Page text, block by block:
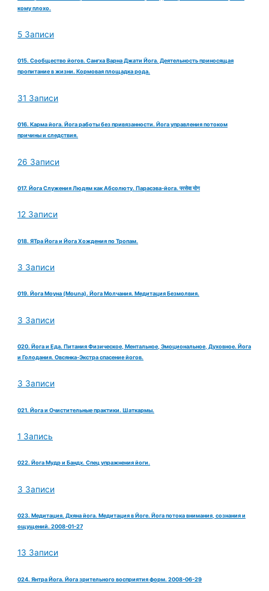
кому плохо.
5 Записи
015. Сообщество йогов. Сангха Варна Джати Йога. Деятельность приносящая
пропитание в жизни. Кормовая площадка рода.
31 Записи
016. Карма йога. Йога работы без привязанности. Йога управления потоком
причины и следствия.
26 Записи
017. Йога Служения Людям как Абсолюту. Парасэва-йога. परसेवा योग
12 Записи
018. ЯТра Йога и Йога Хождения по Тропам.
3 Записи
019. Йога Моуна (Mouna). Йога Молчания. Медитация Безмолвия.
3 Записи
020. Йога и Еда. Питания Физическое, Ментальное, Эмоциональное, Духовное. Йога
и Голодания. Овсянка-Экстра спасение йогов.
3 Записи
021. Йога и Очистительные практики. Шаткармы.
1 Запись
022. Йога Мудр и Бандх. Спец упражнения йоги.
3 Записи
023. Медитация. Дхяна йога. Медитация в Йоге. Йога потока внимания, сознания и
ощущений. 2008-01-27
13 Записи
024. Янтра Йога. Йога зрительного восприятия форм. 2008-06-29